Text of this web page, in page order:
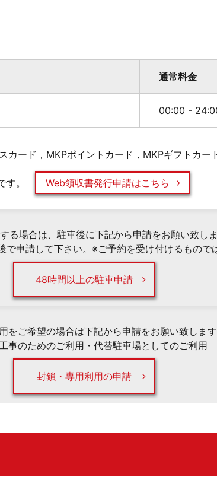
通常料金
00:00 -
カード，MKPポイントカード，MKPギフトカー
。 Web領収書発行申請はこちら
る場合は、駐車後に下記から申請をお願い致し
で申請して下さい。※ご予約を受け付けるもので
48時間以上の駐車申請
をご希望の場合は下記から申請をお願い致しま
工事のためのご利用・代替駐車場としてのご利用
封鎖・専用利用の申請